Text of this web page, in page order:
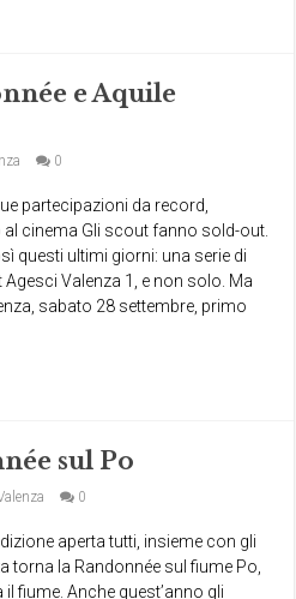
e Aquile
0
partecipazioni da record,
cinema Gli scout fanno sold-out.
questi ultimi giorni: una serie di
Valenza 1, e non solo. Ma
sabato 28 settembre, primo
sul Po
0
aperta tutti, insieme con gli
torna la Randonnée sul fiume Po,
il fiume. Anche quest’anno gli